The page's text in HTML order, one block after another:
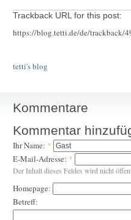
Trackback URL for this post:
https://blog.tetti.de/de/trackback/
tetti's blog
Kommentare
Kommentar
Ihr Name: *
E-Mail-Adresse: *
Der Inhalt dieses Feldes wird nicht
Homepage:
Betreff: